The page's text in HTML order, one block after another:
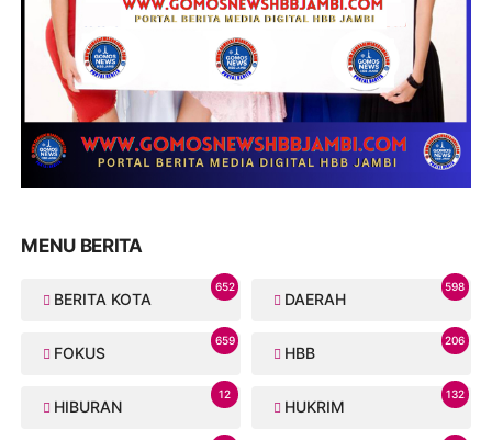
MENU BERITA
BERITA KOTA
652
DAERAH
598
FOKUS
659
HBB
206
HIBURAN
12
HUKRIM
132